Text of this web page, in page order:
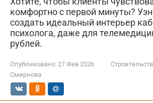
комфортно с первой минуты?
создать идеальный интерьер
психолога, даже для
рублей.
Опубликовано: 27 Фев 2026
Смирнова